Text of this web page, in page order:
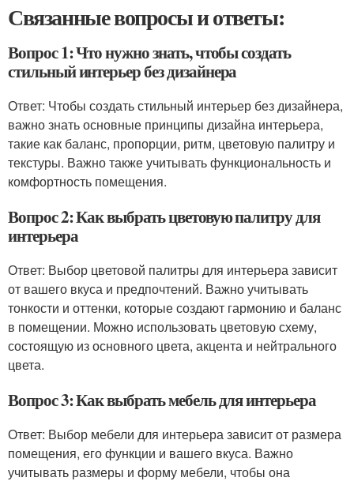
Связанные вопросы и ответы:
Вопрос 1: Что нужно знать, чтобы создать
стильный интерьер без дизайнера
Ответ: Чтобы создать стильный интерьер без дизайнера,
важно знать основные принципы дизайна интерьера,
такие как баланс, пропорции, ритм, цветовую палитру и
текстуры. Важно также учитывать функциональность и
комфортность помещения.
Вопрос 2: Как выбрать цветовую палитру для
интерьера
Ответ: Выбор цветовой палитры для интерьера зависит
от вашего вкуса и предпочтений. Важно учитывать
тонкости и оттенки, которые создают гармонию и баланс
в помещении. Можно использовать цветовую схему,
состоящую из основного цвета, акцента и нейтрального
цвета.
Вопрос 3: Как выбрать мебель для интерьера
Ответ: Выбор мебели для интерьера зависит от размера
помещения, его функции и вашего вкуса. Важно
учитывать размеры и форму мебели, чтобы она